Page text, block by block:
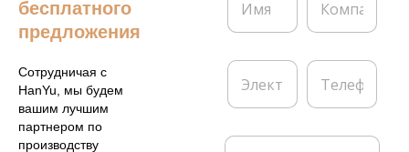
бесплатного
предложения
Сотрудничая с
HanYu, мы будем
вашим лучшим
партнером по
производству
я
м
а
я
Э
е
т
Т
л
ф
С